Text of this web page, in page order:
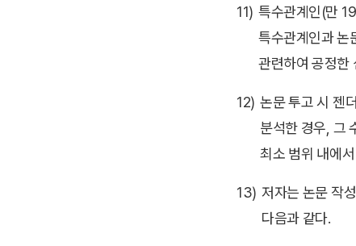
11) 특수관계인(만
특수관계인과 논
관련하여 공정한
12) 논문 투고 시 젠
분석한 경우, 그
최소 범위 내에
13) 저자는 논문 작
다음과 같다.